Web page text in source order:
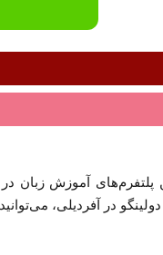
پلتفرم‌های آموزش زبان
در آفردیلی،